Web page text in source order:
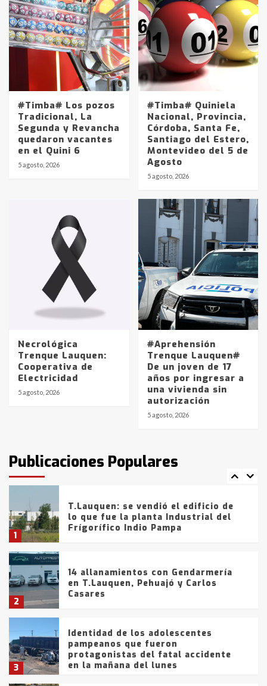
#Timba# Los pozos
Tradicional, La
Segunda y Revancha
quedaron vacantes
en el Quini 6
5 agosto, 2026
#Timba# Quiniela
Nacional, Provincia,
Córdoba, Santa Fe,
Santiago del Estero,
Montevideo del 5 de
Agosto
5 agosto, 2026
Necrológica
Trenque Lauquen:
Cooperativa de
Electricidad
5 agosto, 2026
#Aprehensión
Trenque Lauquen#
De un joven de 17
años por ingresar a
una vivienda sin
autorización
5 agosto, 2026
Publicaciones Populares
Identidad de los adolescentes
pampeanos que fueron
en la mañana del lunes
Accidente en Ruta 5: falleció un
joven de Trenque Lauquen
Los precios de los combustibles en
La Pampa, desde YPF hasta Axion
entre 857 a 1338 pesos
La Bolsa de Cereales de Bahía
Blanca anticipa que Agosto vendrá
con lluvias y heladas, en gran parte
fueron detenidos por
comercialización de drogas en la
tarde del sábado
1
T.Lauquen: se vendió el edificio de
lo que fue la planta Industrial del
Frígorífico Indio Pampa
2
14 allanamientos con Gendarmería
en T.Lauquen, Pehuajó y Carlos
Casares
3
Identidad de los adolescentes
pampeanos que fueron
protagonistas del fatal accidente
en la mañana del lunes